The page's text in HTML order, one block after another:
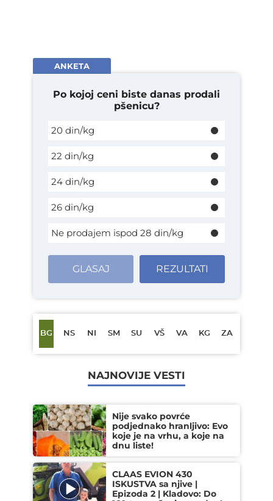
ANKETA
Po kojoj ceni biste danas prodali
pšenicu?
20 din/kg
22 din/kg
24 din/kg
26 din/kg
Ne prodajem ispod 28 din/kg
GLASAJ REZULTATI
BG NS NI SM SU VŠ VA KG ZA
NAJNOVIJE VESTI
Nije svako povrće
podjednako hranljivo: Evo
koje je na vrhu, a koje na
dnu liste!
CLAAS EVION 430
ISKUSTVA sa njive |
Epizoda 2 | Kladovo: Do